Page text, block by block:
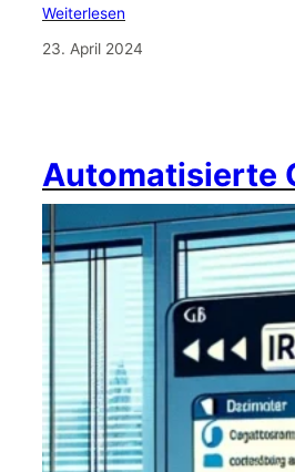
Weiterlesen
23. April 2024
Automatisierte